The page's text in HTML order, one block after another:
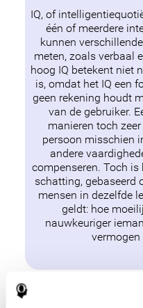
IQ, of
één of meerdere
kunnen
meten, zoals verbaal
hoog IQ betekent niet
is, omdat het IQ een
geen rekening houdt
van de gebruiker.
manieren toch
persoon misschien
andere
compenseren. Toch is
schatting, gebaseerd
mensen in dezelfde
geldt: hoe
nauwkeuriger
De betekenis van